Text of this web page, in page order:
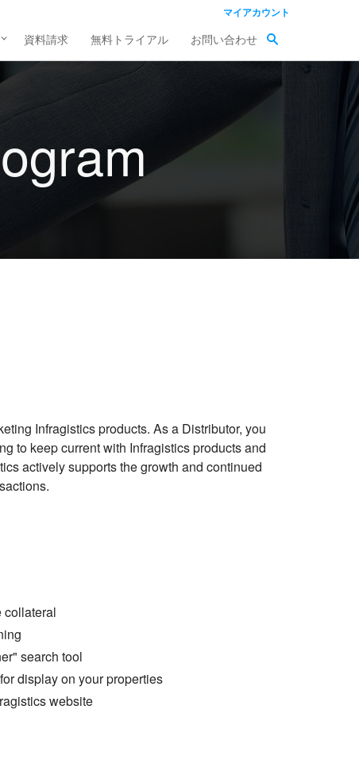
マイアカウント
資料請求 無料トライアル お問い合わせ
Infragistics products. As a Distributor, you
to keep current with Infragistics products and
actively supports the growth and continued
collateral
search tool
display on your properties
website